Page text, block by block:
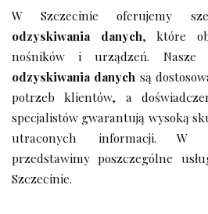
W Szczecinie oferujemy
odzyskiwania danych, które
nośników i urządzeń. Nasze
odzyskiwania danych są
potrzeb klientów, a
specjalistów gwarantują wysoką
utraconych informacji. W
przedstawimy poszczególne
Szczecinie.